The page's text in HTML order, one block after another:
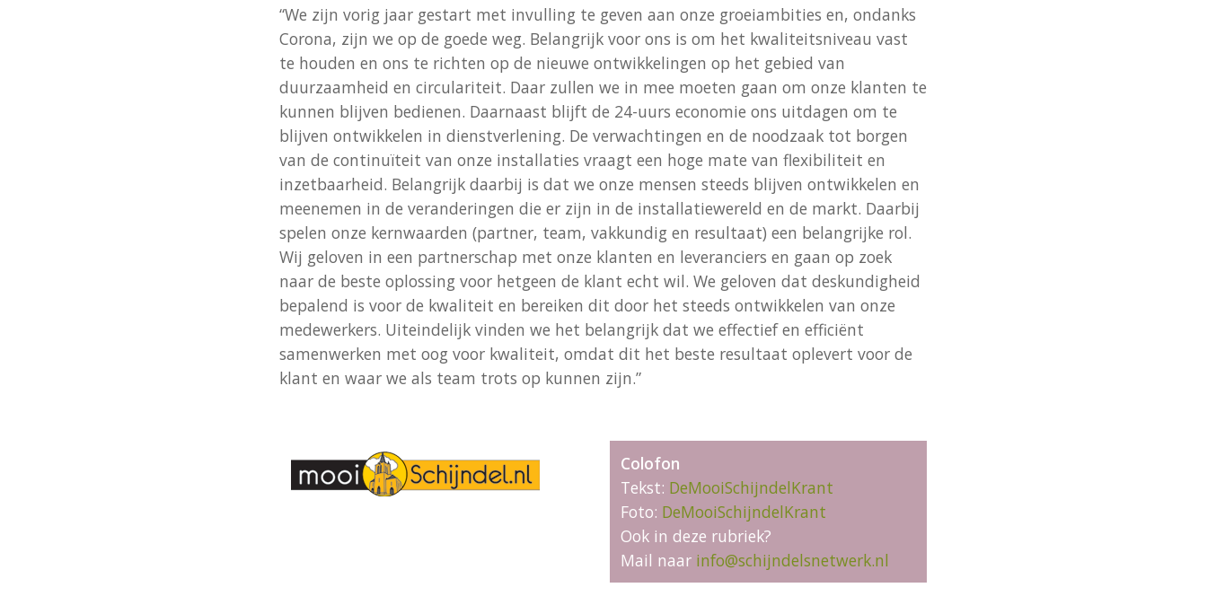
“We zijn vorig jaar gestart met invulling te geven aan onze groeiambities en, ondanks
Corona, zijn we op de goede weg. Belangrijk voor ons is om het kwaliteitsniveau vast
te houden en ons te richten op de nieuwe ontwikkelingen op het gebied van
duurzaamheid en circulariteit. Daar zullen we in mee moeten gaan om onze klanten te
kunnen blijven bedienen. Daarnaast blijft de 24-uurs economie ons uitdagen om te
blijven ontwikkelen in dienstverlening. De verwachtingen en de noodzaak tot borgen
van de continuïteit van onze installaties vraagt een hoge mate van flexibiliteit en
inzetbaarheid. Belangrijk daarbij is dat we onze mensen steeds blijven ontwikkelen en
meenemen in de veranderingen die er zijn in de installatiewereld en de markt. Daarbij
spelen onze kernwaarden (partner, team, vakkundig en resultaat) een belangrijke rol.
Wij geloven in een partnerschap met onze klanten en leveranciers en gaan op zoek
naar de beste oplossing voor hetgeen de klant echt wil. We geloven dat deskundigheid
bepalend is voor de kwaliteit en bereiken dit door het steeds ontwikkelen van onze
medewerkers. Uiteindelijk vinden we het belangrijk dat we effectief en efficiënt
samenwerken met oog voor kwaliteit, omdat dit het beste resultaat oplevert voor de
klant en waar we als team trots op kunnen zijn.”
Colofon
Tekst: DeMooiSchijndelKrant
Foto: DeMooiSchijndelKrant
Ook in deze rubriek?
Mail naar info@schijndelsnetwerk.nl